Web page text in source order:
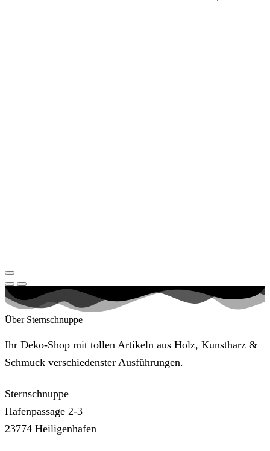
Über Sternschnuppe
Ihr Deko-Shop mit tollen Artikeln aus Holz, Kunstharz &
Schmuck verschiedenster Ausführungen.
Sternschnuppe
Hafenpassage 2-3
23774 Heiligenhafen